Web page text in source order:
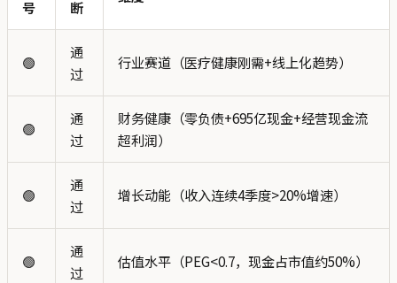
号 断
🟢
通
过
行业赛道（医疗健康刚需+线上化趋势）
🟢
通
过
财务健康（零负债+695亿现金+经营现金流
超利润）
🟢
通
过
增长动能（收入连续4季度>20%增速）
🟢
通
过
估值水平（PEG<0.7，现金占市值约50%）